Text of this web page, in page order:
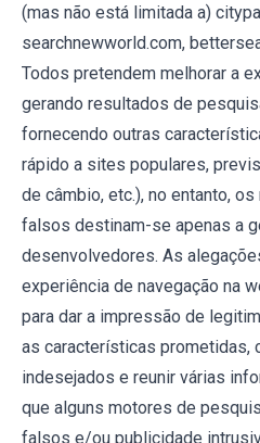
(mas não está limitada a)
searchnewworld.com,
Todos pretendem melhorar a
gerando resultados de
fornecendo outras
rápido a sites populares,
de câmbio, etc.), no entanto,
falsos destinam-se apenas a
desenvolvedores. As
experiência de navegação na
para dar a impressão de
as características prometidas,
indesejados e reunir várias
que alguns motores de
falsos e/ou publicidade